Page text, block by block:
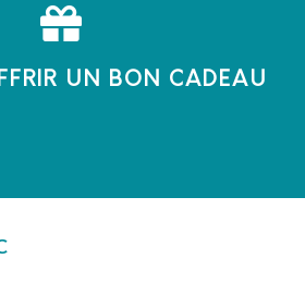
UN BON CADEAU